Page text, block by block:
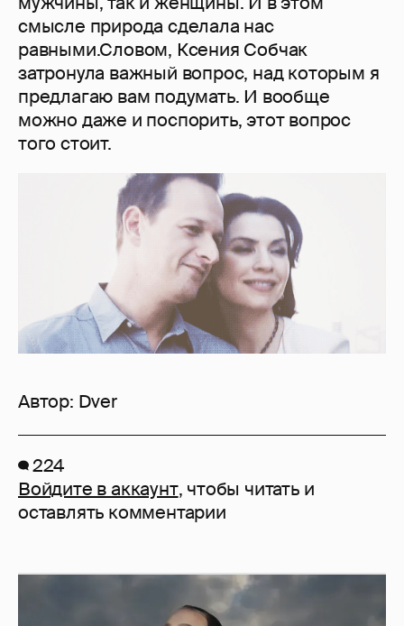
смысле природа сделала нас
равными.Словом, Ксения Собчак
затронула важный вопрос, над которым я
предлагаю вам подумать. И вообще
можно даже и поспорить, этот вопрос
того стоит.
Автор: Dver
224
Войдите в аккаунт, чтобы читать и
оставлять комментарии